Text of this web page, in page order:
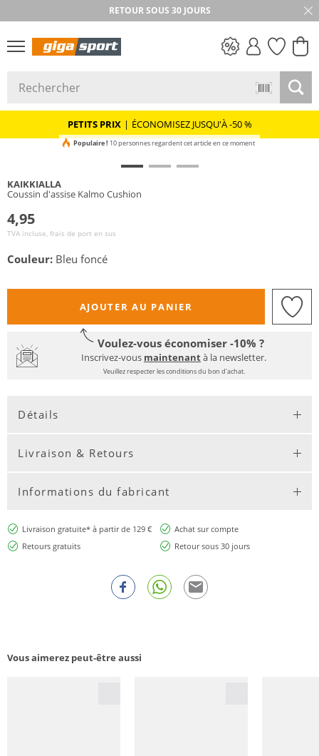
RETOUR SOUS 30 JOURS
PETITS PRIX | ÉCONOMISEZ JUSQU'À -50 %
Populaire ! 10 personnes regardent cet article en ce moment
KAIKKIALLA
Coussin d'assise Kalmo Cushion
4,95
TVA incluse, frais de port en sus
Couleur: Bleu foncé
AJOUTER AU PANIER
Voulez-vous économiser -10% ?
Inscrivez-vous maintenantà la newsletter.
Veuillez respecter les conditions du bon d'achat.
Détails
Livraison & Retours
Informations du fabricant
Livraison gratuite* à partir de 129 €
Achat sur compte
Retours gratuits
Retour sous 30 jours
Vous aimerez peut-être aussi